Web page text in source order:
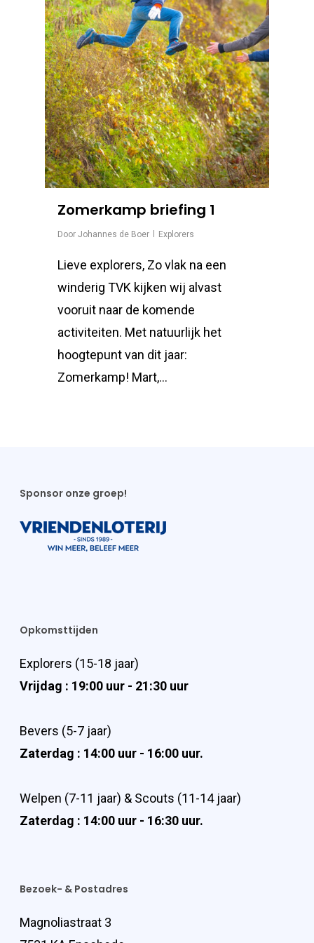
Zomerkamp briefing 1
Door Johannes de Boer Explorers
Lieve explorers, Zo vlak na een
winderig TVK kijken wij alvast
vooruit naar de komende
activiteiten. Met natuurlijk het
hoogtepunt van dit jaar:
Zomerkamp! Mart,…
Sponsor onze groep!
Opkomsttijden
Explorers (15-18 jaar)
Vrijdag : 19:00 uur - 21:30 uur
Bevers (5-7 jaar)
Zaterdag : 14:00 uur - 16:00 uur.
Welpen (7-11 jaar) & Scouts (11-14 jaar)
Zaterdag : 14:00 uur - 16:30 uur.
Bezoek- & Postadres
Magnoliastraat 3